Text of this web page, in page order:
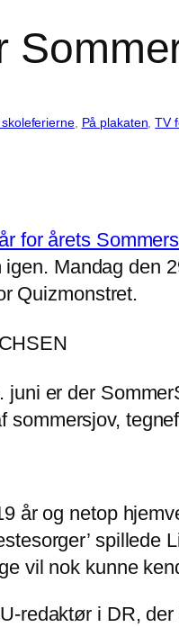
skoleferierne, På plakaten, TV
igen. Mandag den
Quizmonstret.
juni er der
sommersjov,
år og netop
vil nok kunne
redaktør i DR,